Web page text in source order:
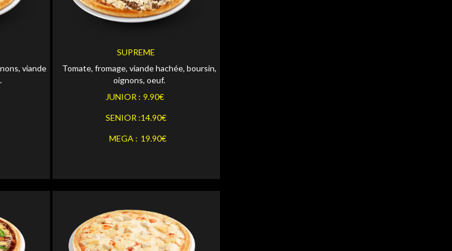
viande
JUNIOR Personnaliser
MEGA Personnaliser
SUPREME
Tomate, fromage, viande hachée, boursin,
oignons, oeuf.
JUNIOR : 9.90€
SENIOR :14.90€
MEGA : 19.90€